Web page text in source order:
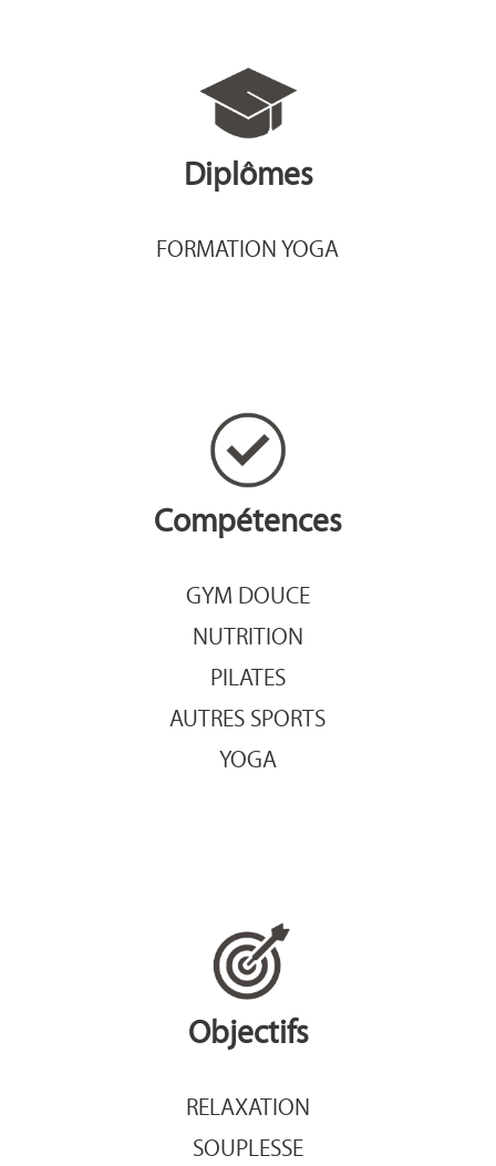
Diplômes
FORMATION YOGA
Compétences
GYM DOUCE
NUTRITION
PILATES
AUTRES SPORTS
YOGA
Objectifs
RELAXATION
SOUPLESSE